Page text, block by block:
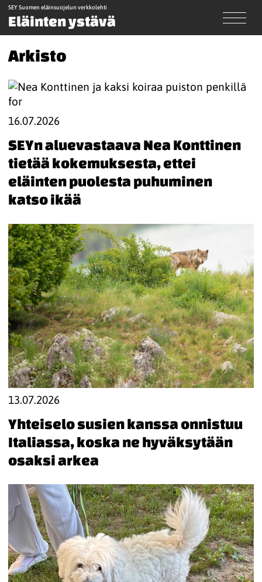
SEY Suomen eläinsuojelun verkkolehti
Eläinten ystävä
Arkisto
16.07.2026
SEYn aluevastaava Nea Konttinen
tietää kokemuksesta, ettei
eläinten puolesta puhuminen
katso ikää
13.07.2026
Yhteiselo susien kanssa onnistuu
Italiassa, koska ne hyväksytään
osaksi arkea